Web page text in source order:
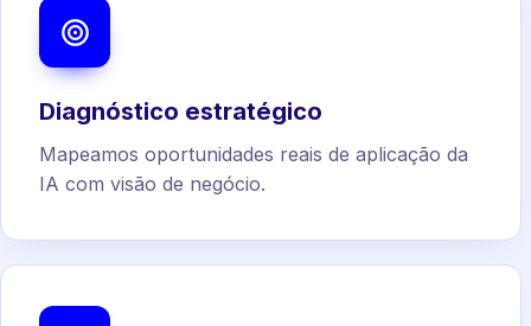
Diagnóstico estratégico
Mapeamos oportunidades reais de aplicação da
IA com visão de negócio.